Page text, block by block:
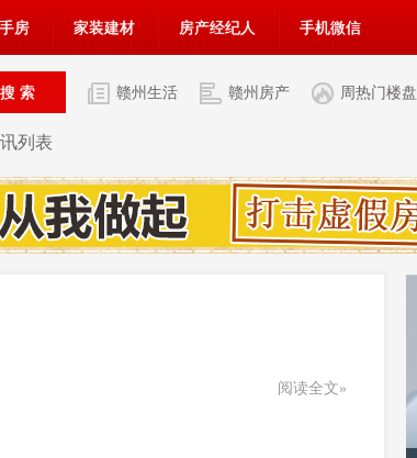
房 家装建材 房产经纪人 手机微信
赣州生活 赣州房产 周热门楼盘
列表
阅读全文»